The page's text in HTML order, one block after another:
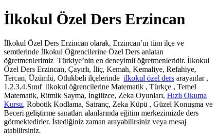
İlkokul Özel Ders Erzincan
İlkokul Özel Ders Erzincan olarak, Erzincan’ın tüm ilçe ve
semtlerinde İlkokul Öğrencilerine Özel Ders anlatan
öğretmenlerimiz Türkiye’nin en deneyimli öğretmenleridir. İlkokul
Özel Ders Erzincan, Çayırlı, İliç, Kemah, Kemaliye, Refahiye,
Tercan, Üzümlü, Otlukbeli ilçelerinde ilkokul özel ders arayanlar ,
1.2.3.4.Sınıf ilkokul öğrencilerine Matematik , Türkçe , Temel
Matematik, Ritmik Sayma, İngilizce, Zeka Oyunları, Hızlı Okuma
Kursu, Robotik Kodlama, Satranç, Zeka Küpü , Güzel Konuşma ve
Beceri geliştirme sanatları alanlarında eğitim merkezimizde ders
görmektedirler. İstediğiniz zaman arayabilirsiniz veya mesaj
atabilirsiniz.